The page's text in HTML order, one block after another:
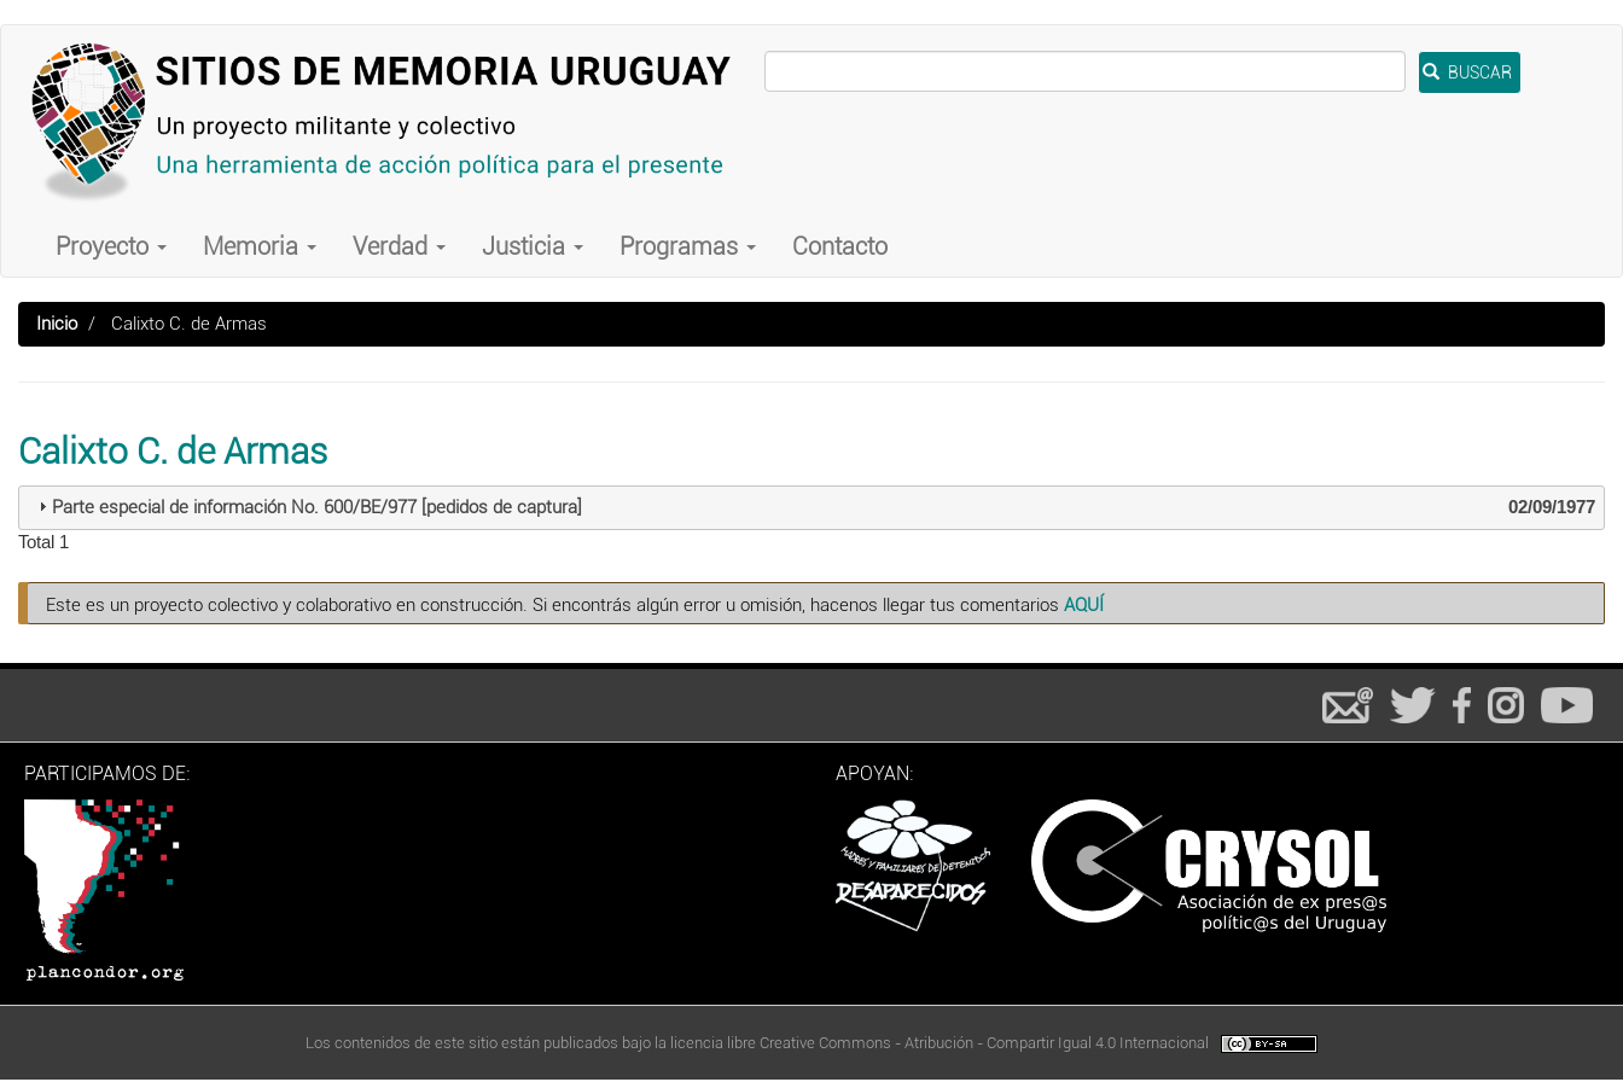
contenido
principal
BUSCAR
Main
navigation
Proyecto Memoria Verdad Justicia Programas Contacto
Inicio Calixto C. de Armas
Calixto C. de Armas
Parte especial de información No. 600/BE/977 [pedidos de captura]
02/09/1977
Total 1
Este es un proyecto colectivo y colaborativo en construcción. Si encontrás algún error u omisión, hacenos llegar tus comentarios AQUÍ
PARTICIPAMOS DE: APOYAN:
Los contenidos de este sitio están publicados bajo la licencia libre Creative Commons - Atribución - Compartir Igual 4.0 Internacional